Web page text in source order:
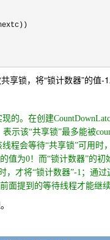
享锁，将“锁计数器”的值-
现的。在创建
示该“共享锁”最多能被
程会等待“共享锁”可用时
值为0！而“锁计数器”的
，才将“锁计数器”-1；通
面提到的等待线程才能继